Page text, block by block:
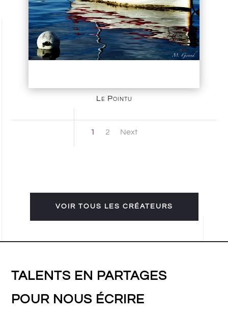
Le Pointu
1 2 Next
VOIR TOUS LES CRÉATEURS
TALENTS EN PARTAGES
POUR NOUS ÉCRIRE